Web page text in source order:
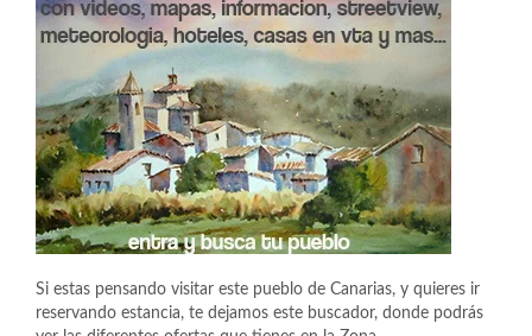
Si estas pensando visitar este pueblo de Canarias, y quieres ir
reservando estancia, te dejamos este buscador, donde podrás